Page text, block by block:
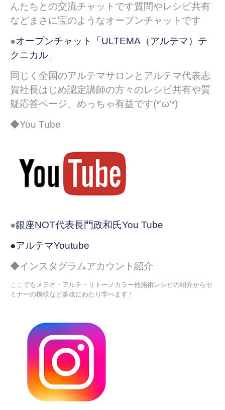
んたちとの交流チャットです質問やレシピ共有
などまさに宝のようなオープンチャットです
●オープンチャット「ULTEMA（アルテマ）テ
クニカル」
同じく全国のアルテマサロンとアルテマ代表志
賀社長はじめ認定講師の方々のレシピ共有や質
疑応答ページ、めっちゃ有益です(*’ω’*)
◆You Tube
●銀座NOT代表長門政和氏You Tube
●アルテマYoutube
◆インスタグラムアカウント紹介
ここでもメテオ・アルテ・リトーノカラー他施術レシピの紹介からセ
ミナーの模様など多岐にわたり学べます！